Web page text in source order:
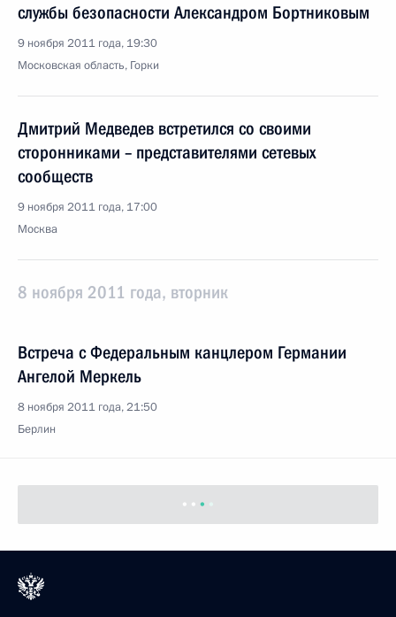
службы безопасности Александром Бортниковым
9 ноября 2011 года, 19:30
Московская область, Горки
Дмитрий Медведев встретился со своими
сторонниками – представителями сетевых
сообществ
9 ноября 2011 года, 17:00
Москва
8 ноября 2011 года, вторник
Ангелой Меркель
8 ноября 2011 года, 21:50
Берлин
8 ноября 2011 года, 20:30
Берлин